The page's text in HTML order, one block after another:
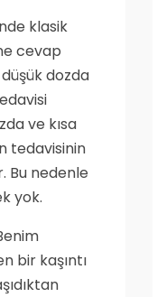
klasik
cevap
dozda
ve kısa
tedavisinin
Bu nedenle
yok.
bir kaşıntı